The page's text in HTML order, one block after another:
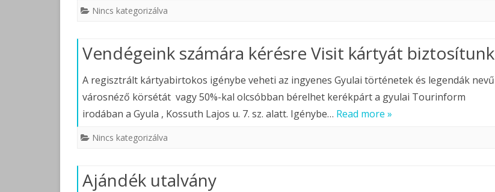
Nincs kategorizálva
Vendégeink számára kérésre Visit kártyát biztosítunk
A regisztrált kártyabirtokos igénybe veheti az ingyenes Gyulai történetek és legendák nevű
városnéző körsétát vagy 50%-kal olcsóbban bérelhet kerékpárt a gyulai Tourinform
irodában a Gyula , Kossuth Lajos u. 7. sz. alatt. Igénybe… Read more »
Nincs kategorizálva
Ajándék utalvány